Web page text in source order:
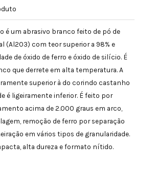
é um abrasivo branco feito de pó de
(Al2O3) com teor superior a 98% e
de óxido de ferro e óxido de silício. É
que derrete em alta temperatura. A
superior à do corindo castanho
é ligeiramente inferior. É feito por
acima de 2.000 graus em arco,
remoção de ferro por separação
em vários tipos de granularidade.
alta dureza e formato nítido.